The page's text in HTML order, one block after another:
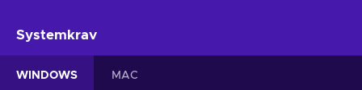
Systemkrav
WINDOWS MAC